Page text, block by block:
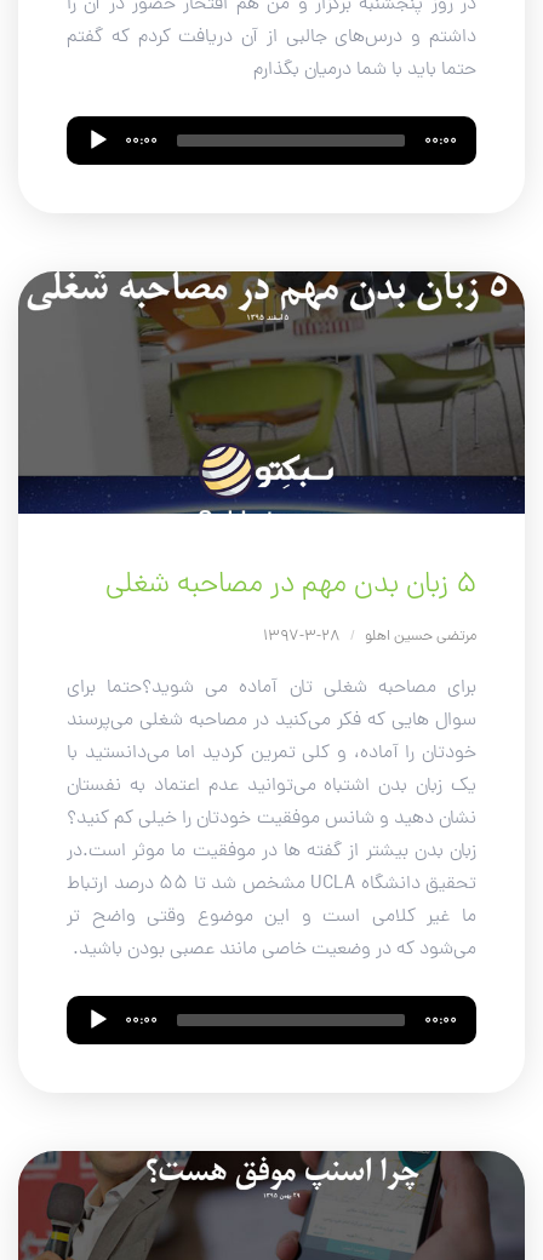
داشتم و درس‌های جالبی از آن دریافت کردم که گفتم
حتما باید با شما درمیان بگذارم
Audio
Player
00:00 00:00
۵ زبان بدن مهم در مصاحبه شغلی
مرتضی حسین اهلو /
برای مصاحبه شغلی تان آماده می شوید؟حتما برای
سوال هایی که فکر می‌کنید در مصاحبه شغلی می‌پرسند
خودتان را آماده، و کلی تمرین کردید اما می‌دانستید با
یک زبان بدن اشتباه می‌توانید عدم اعتماد به نفستان
نشان دهید و شانس موفقیت خودتان را خیلی کم کنید؟
زبان بدن بیشتر از گفته ها در موفقیت ما موثر است.در
تحقیق دانشگاه UCLA مشخص شد تا 55 درصد ارتباط
ما غیر کلامی است و این موضوع وقتی واضح تر
می‌شود که در وضعیت خاصی مانند عصبی بودن باشید.
Audio
Player
00:00 00:00